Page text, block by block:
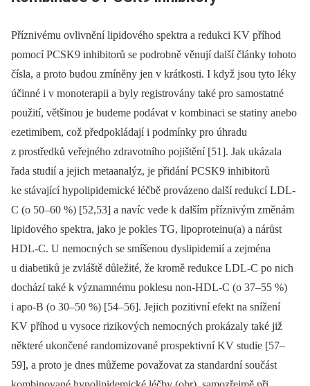
Příznivému ovlivnění lipidového spektra a redukci KV příhod
pomocí PCSK9 inhibitorů se podrobně věnují další články tohoto
čísla, a proto budou zmíněny jen v krátkosti. I když jsou tyto léky
účinné i v monoterapii a byly registrovány také pro samostatné
použití, většinou je budeme podávat v kombinaci se statiny anebo
ezetimibem, což předpokládají i podmínky pro úhradu
z prostředků veřejného zdravotního pojištění [51]. Jak ukázala
řada studií a jejich metaanalýz, je přidání PCSK9 inhibitorů
ke stávající hypolipidemické léčbě provázeno další redukcí LDL-
C (o 50–60 %) [52,53] a navíc vede k dalším příznivým změnám
lipidového spektra, jako je pokles TG, lipoproteinu(a) a nárůst
HDL-C. U nemocných se smíšenou dyslipidemií a zejména
u diabetiků je zvláště důležité, že kromě redukce LDL-C po nich
dochází také k významnému poklesu non-HDL-C (o 37–55 %)
i apo-B (o 30–50 %) [54–56]. Jejich pozitivní efekt na snížení
KV příhod u vysoce rizikových nemocných prokázaly také již
některé ukončené randomizované prospektivní KV studie [57–
59], a proto je dnes můžeme považovat za standardní součást